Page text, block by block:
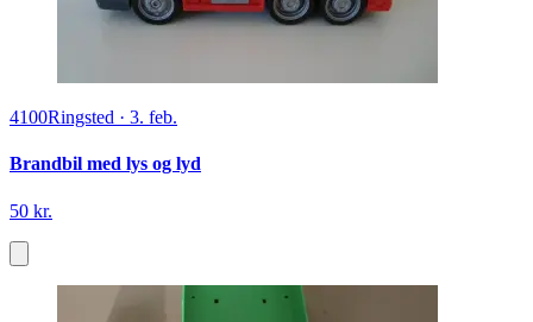
4100Ringsted · 3. feb.
Brandbil med lys og lyd
50 kr.